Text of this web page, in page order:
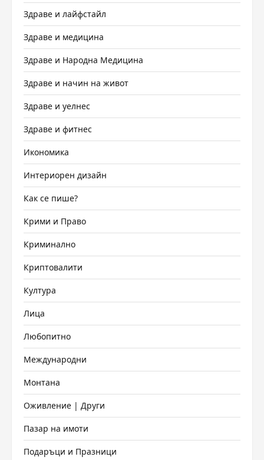
Здраве и лайфстайл
Здраве и медицина
Здраве и Народна Медицина
Здраве и начин на живот
Здраве и уелнес
Здраве и фитнес
Икономика
Интериорен дизайн
Как се пише?
Крими и Право
Криминално
Криптовалити
Култура
Лица
Любопитно
Международни
Монтана
Оживление | Други
Пазар на имоти
Подаръци и Празници